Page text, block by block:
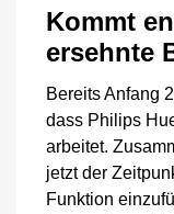
Kommt
ersehnte
Bereits Anfang
dass Philips
arbeitet.
jetzt der
Funktion